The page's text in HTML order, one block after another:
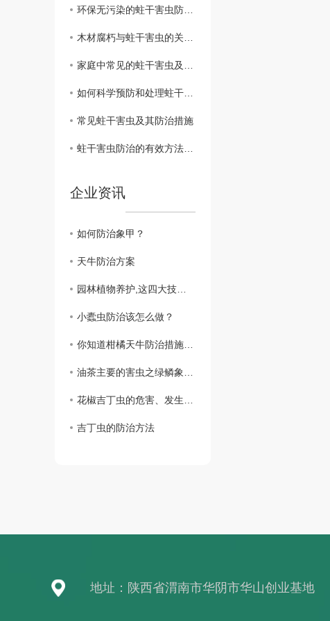
环保无污染的蛀干害虫防治技术介绍
木材腐朽与蛀干害虫的关系及预防方法
家庭中常见的蛀干害虫及防治经验分享
如何科学预防和处理蛀干害虫侵害
常见蛀干害虫及其防治措施
蛀干害虫防治的有效方法及技巧
企业资讯
如何防治象甲？
天牛防治方案
园林植物养护,这四大技术要点不可不知!
小蠹虫防治该怎么做？
你知道柑橘天牛防治措施吗？
油茶主要的害虫之绿鳞象甲防治措施,你知道吗？
花椒吉丁虫的危害、发生规律及防治措施
吉丁虫的防治方法
地址：陕西省渭南市华阴市华山创业基地